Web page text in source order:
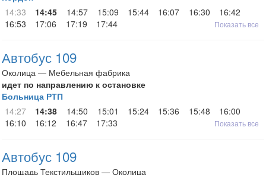
14:33
14:45 14:57 15:09 15:44 16:07 16:30
16:42
16:53
17:06 17:19 17:44 Показать все
Автобус 109
Околица — Мебельная фабрика
идет по направлению к остановке
Больница РТП
14:27
14:38 14:50 15:01 15:24 15:36 15:48
16:00
16:10
16:12 16:47 17:33 Показать все
Автобус 109
Площадь Текстильщиков — Околица